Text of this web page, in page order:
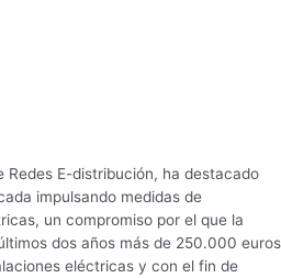
Redes E-distribución, ha destacado
impulsando medidas de
un compromiso por el que la
dos años más de 250.000 euros
eléctricas y con el fin de